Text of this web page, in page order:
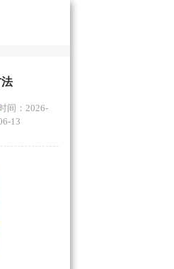
间：2026-
13